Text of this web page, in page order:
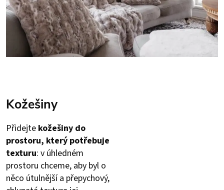
Kožešiny
Přidejte kožešiny do
prostoru, který potřebuje
texturu: v úhledném
prostoru chceme, aby byl o
něco útulnější a přepychový,